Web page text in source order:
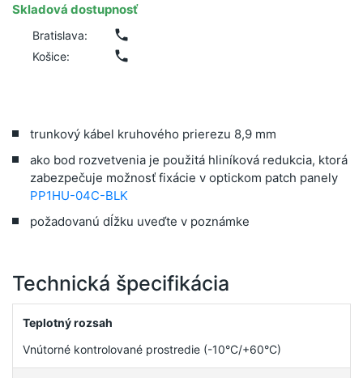
Skladová dostupnosť
Bratislava: phone
Košice: phone
trunkový kábel kruhového prierezu 8,9 mm
ako bod rozvetvenia je použitá hliníková redukcia, ktorá
zabezpečuje možnosť fixácie v optickom patch panely
PP1HU-04C-BLK
požadovanú dĺžku uveďte v poznámke
Technická špecifikácia
Teplotný rozsah
Vnútorné kontrolované prostredie (-10°C/+60°C)